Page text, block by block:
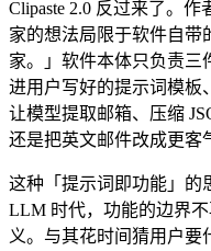
Clipaste 2.0 反过来了。
家的想法局限于软件自带
家。」软件本体只负责
进用户写好的提示词模板
让模型提取邮箱、压缩
还是把英文邮件改成更客
这种「提示词即功能」的
LLM 时代，功能的边界
义。与其花时间猜用户要